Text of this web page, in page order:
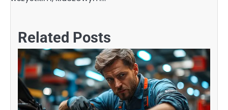
Related Posts